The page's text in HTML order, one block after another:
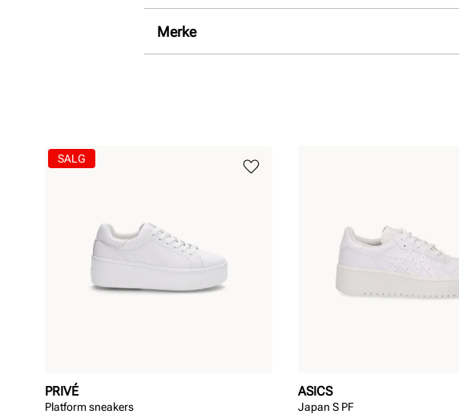
Overdel:
Merke
PRIVÉ
Platform sneakers
SALG
ASICS
Japan S PF